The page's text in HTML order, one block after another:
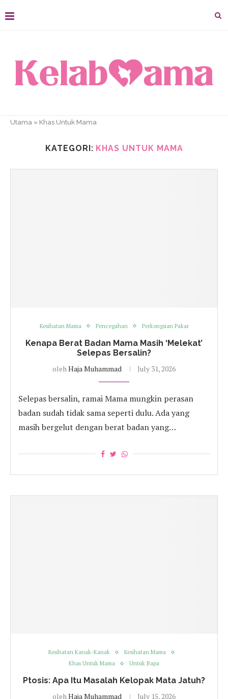
Utama » Khas Untuk Mama
KATEGORI: KHAS UNTUK MAMA
Kesihatan Mama Pencegahan Perkongsian Pakar
Kenapa Berat Badan Mama Masih ‘Melekat’
Selepas Bersalin?
oleh Haja Muhammad July 31, 2026
Selepas bersalin, ramai Mama mungkin perasan
badan sudah tidak sama seperti dulu. Ada yang
masih bergelut dengan berat badan yang…
Kesihatan Kanak-Kanak
Kesihatan Mama
Khas Untuk Mama
Untuk Bapa
Ptosis: Apa Itu Masalah Kelopak Mata Jatuh?
olehHaja Muhammad July 15, 2026